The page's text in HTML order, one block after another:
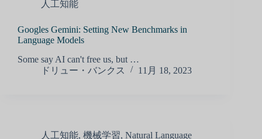
人工知能
Googles Gemini: Setting New Benchmarks in
Language Models
Some say AI can't free us, but …
ドリュー・バンクス
11月 18, 2023
人工知能, 機械学習, Natural Language